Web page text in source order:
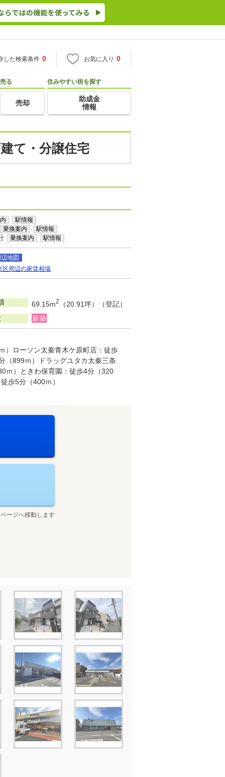
した検索条件 0 お気に入り 0
売る
売却
住みやすい街を探す
助成金
情報
て・分譲住宅
駅情報
乗換案内
駅情報
乗換案内 駅情報
地図
区周辺の家賃相場
69.15m2
（20.91坪）（登記）
新築
）ローソン太秦青木ケ原町店：徒歩
（899ｍ）ドラッグユタカ太秦三条
ｍ）ときわ保育園：徒歩4分（320
歩5分（400ｍ）
ージへ移動します